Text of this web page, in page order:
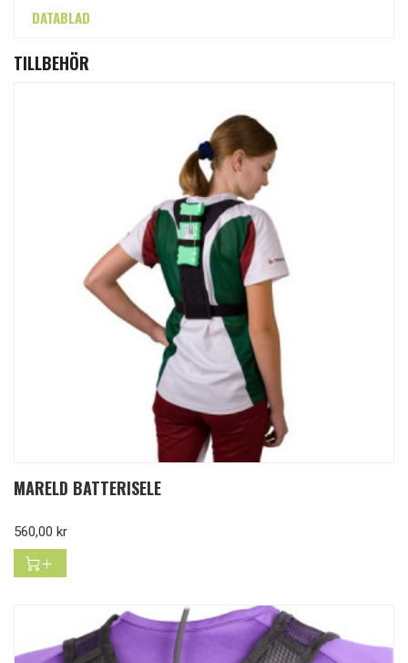
DATABLAD
TILLBEHÖR
MARELD BATTERISELE
Pris
560,00 kr